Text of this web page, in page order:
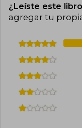
¿Leíste este
agregar tu